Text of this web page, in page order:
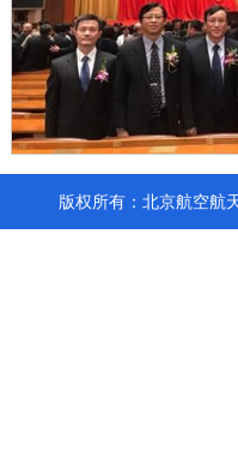
版权所有：北京航空航